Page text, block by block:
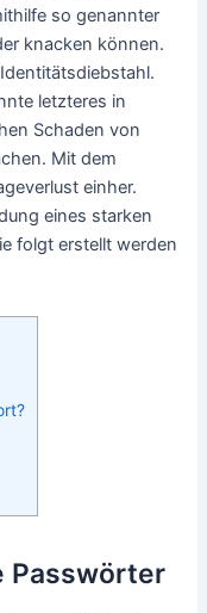
so genannter
knacken können.
letzteres in
Schaden von
Mit dem
einher.
eines starken
folgt erstellt werden
Passwörter